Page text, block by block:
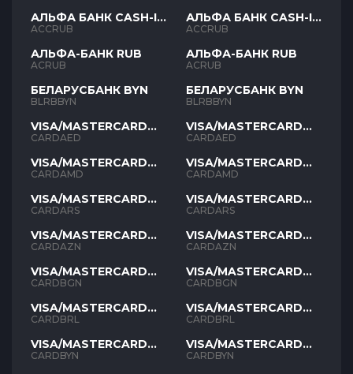
АЛЬФА БАНК CASH-IN
RUB
ACCRUB
АЛЬФА-БАНК RUB
ACRUB
БЕЛАРУСБАНК BYN
BLRBBYN
VISA/MASTERCARD
AED
CARDAED
VISA/MASTERCARD
AMD
CARDAMD
VISA/MASTERCARD
ARS
CARDARS
VISA/MASTERCARD
AZN
CARDAZN
VISA/MASTERCARD
BGN
CARDBGN
VISA/MASTERCARD
BRL
CARDBRL
VISA/MASTERCARD
BYN
CARDBYN
АЛЬФА БАНК CASH-IN
RUB
ACCRUB
АЛЬФА-БАНК RUB
ACRUB
БЕЛАРУСБАНК BYN
BLRBBYN
VISA/MASTERCARD
AED
CARDAED
VISA/MASTERCARD
AMD
CARDAMD
VISA/MASTERCARD
ARS
CARDARS
VISA/MASTERCARD
AZN
CARDAZN
VISA/MASTERCARD
BGN
CARDBGN
VISA/MASTERCARD
BRL
CARDBRL
VISA/MASTERCARD
BYN
CARDBYN